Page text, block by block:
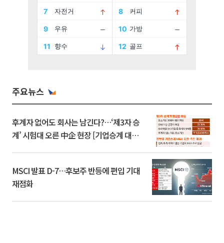
주요뉴스
후계자 없어도 회사는 남긴다?…‘제3자 승
계’ 시험대 오른 中企 현장 [기업승계 대전
MSCI 발표 D-7…후보주 반등에 편입 기대
재점화